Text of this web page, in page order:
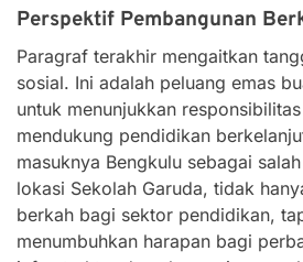
Perspektif Pembangunan
Paragraf terakhir mengaitkan
sosial. Ini adalah peluang emas
untuk menunjukkan
mendukung pendidikan
masuknya Bengkulu sebagai
lokasi Sekolah Garuda, tidak
berkah bagi sektor pendidikan,
menumbuhkan harapan bagi